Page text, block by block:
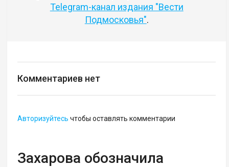
Telegram-канал издания "Вести
Подмосковья".
Комментариев нет
Авторизуйтесь чтобы оставлять комментарии
Захарова обозначила